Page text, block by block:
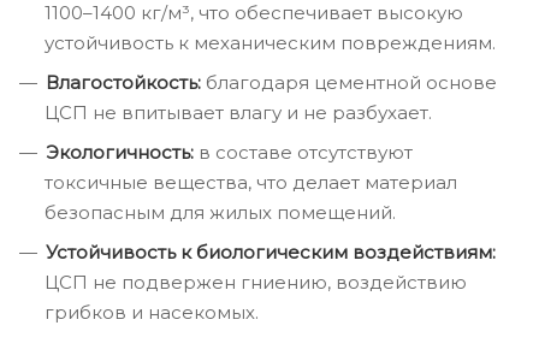
1100–1400 кг/м³, что обеспечивает высокую
устойчивость к механическим повреждениям.
Влагостойкость: благодаря цементной основе
ЦСП не впитывает влагу и не разбухает.
Экологичность: в составе отсутствуют
токсичные вещества, что делает материал
безопасным для жилых помещений.
Устойчивость к биологическим воздействиям:
ЦСП не подвержен гниению, воздействию
грибков и насекомых.